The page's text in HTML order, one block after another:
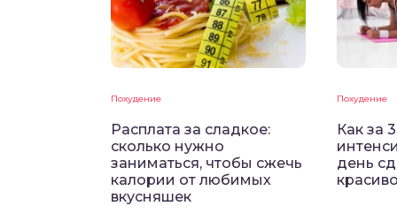
Похудение
Расплата за сладкое:
сколько нужно
заниматься, чтобы сжечь
калории от любимых
вкусняшек
Похудение
Как за
день